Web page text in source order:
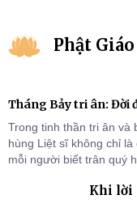
Phật
Tháng Bảy tri ân: Đời
Trong tinh thần tri ân và
hùng Liệt sĩ không chỉ
mỗi người biết trân quý
Khi lời